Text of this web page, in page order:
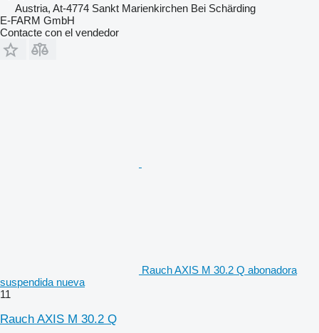
Austria, At-4774 Sankt Marienkirchen Bei Schärding
E-FARM GmbH
Contacte con el vendedor
Rauch AXIS M 30.2 Q abonadora
suspendida nueva
11
Rauch AXIS M 30.2 Q